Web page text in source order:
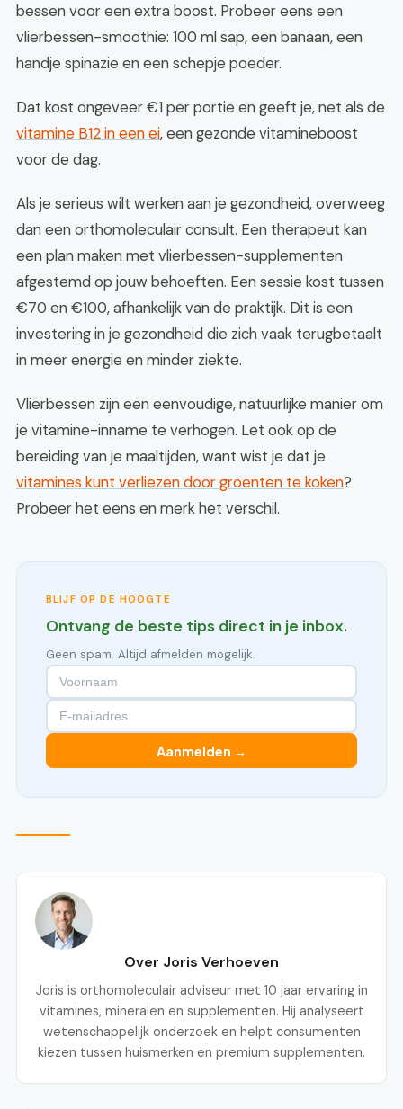
bessen voor een extra boost. Probeer eens een
vlierbessen-smoothie: 100 ml sap, een banaan, een
handje spinazie en een schepje poeder.
Dat kost ongeveer €1 per portie en geeft je, net als de
vitamine B12 in een ei, een gezonde vitamineboost
voor de dag.
Als je serieus wilt werken aan je gezondheid, overweeg
dan een orthomoleculair consult. Een therapeut kan
een plan maken met vlierbessen-supplementen
afgestemd op jouw behoeften. Een sessie kost tussen
€70 en €100, afhankelijk van de praktijk. Dit is een
investering in je gezondheid die zich vaak terugbetaalt
in meer energie en minder ziekte.
Vlierbessen zijn een eenvoudige, natuurlijke manier om
je vitamine-inname te verhogen. Let ook op de
bereiding van je maaltijden, want wist je dat je
vitamines kunt verliezen door groenten te koken?
Probeer het eens en merk het verschil.
BLIJF OP DE HOOGTE
Ontvang de beste tips direct in je inbox.
Geen spam. Altijd afmelden mogelijk.
Aanmelden →
Over Joris Verhoeven
Joris is orthomoleculair adviseur met 10 jaar ervaring in
vitamines, mineralen en supplementen. Hij analyseert
wetenschappelijk onderzoek en helpt consumenten
kiezen tussen huismerken en premium supplementen.